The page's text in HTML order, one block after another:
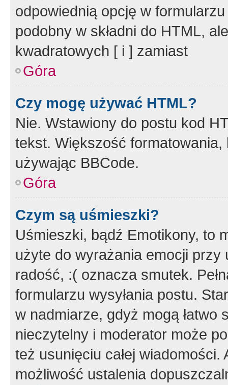
odpowiednią opcję w
podobny w składni do HTML,
kwadratowych [ i ] zamiast
Góra
Czy mogę używać HTML?
Nie. Wstawiony do postu kod
tekst. Większość
używając BBCode.
Góra
Czym są uśmieszki?
Uśmieszki, bądź Emotikony, to
użyte do wyrażania emocji
radość, :( oznacza smutek.
formularzu wysyłania postu.
w nadmiarze, gdyż mogą
nieczytelny i moderator może
też usunięciu całej
możliwość ustalenia